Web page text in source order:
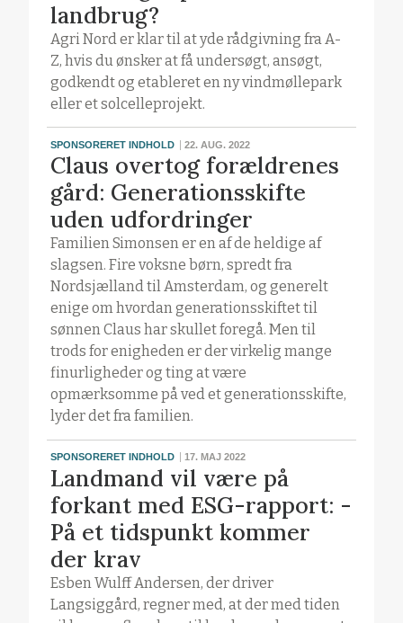
landbrug?
Agri Nord er klar til at yde rådgivning fra A-
Z, hvis du ønsker at få undersøgt, ansøgt,
godkendt og etableret en ny vindmøllepark
eller et solcelleprojekt.
SPONSORERET INDHOLD 22. AUG. 2022
Claus overtog forældrenes
gård: Generationsskifte
uden udfordringer
Familien Simonsen er en af de heldige af
slagsen. Fire voksne børn, spredt fra
Nordsjælland til Amsterdam, og generelt
enige om hvordan generationsskiftet til
sønnen Claus har skullet foregå. Men til
trods for enigheden er der virkelig mange
finurligheder og ting at være
opmærksomme på ved et generationsskifte,
lyder det fra familien.
SPONSORERET INDHOLD 17. MAJ 2022
Landmand vil være på
forkant med ESG-rapport: -
På et tidspunkt kommer
der krav
Esben Wulff Andersen, der driver
Langsiggård, regner med, at der med tiden